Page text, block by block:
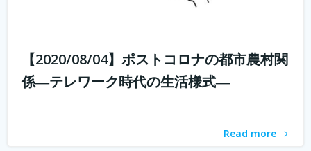
【2020/08/04】ポストコロナの都市農村関
係―テレワーク時代の生活様式―
Read more
判断し、そして決断できるようになって欲しい。 好きなこ
とを見つけたら、とことんまで没頭できる時間と環境を与
えてあげたい。 そして何よりも...続きを読む